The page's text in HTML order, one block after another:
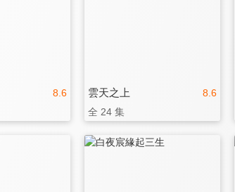
8.6 8.6
雲天之上
全 24 集